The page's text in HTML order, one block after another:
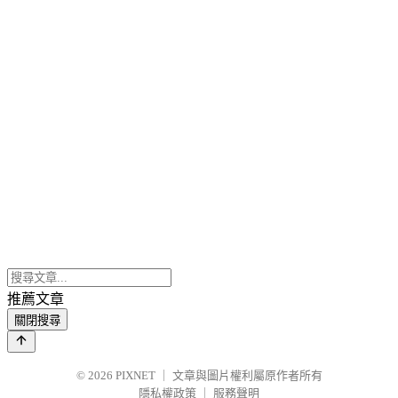
推薦文章
關閉搜尋
© 2026 PIXNET
文章與圖片權利屬原作者所有
隱私權政策
服務聲明